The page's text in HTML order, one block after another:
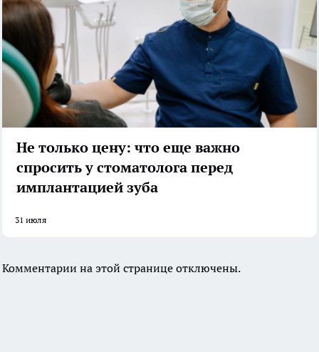
Не только цену: что еще важно
спросить у стоматолога перед
имплантацией зуба
31 июля
Комментарии на этой странице отключены.